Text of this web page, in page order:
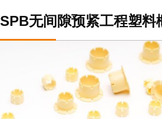
SPB无间隙预紧工程塑料